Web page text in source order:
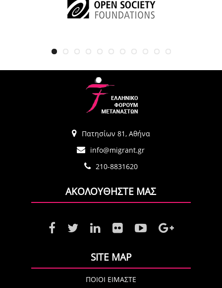
Πατησίων 81, Αθήνα
info@migrant.gr
210-8831620
ΑΚΟΛΟΥΘΗΣΤΕ ΜΑΣ
SITE MAP
ΠΟΙΟΙ ΕΙΜΑΣΤΕ